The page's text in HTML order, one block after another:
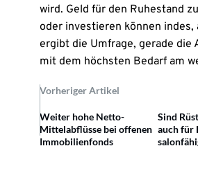
wird. Geld für den Ruhestand
oder investieren können indes,
ergibt die Umfrage, gerade die
mit dem höchsten Bedarf am
Vorheriger Artikel
Weiter hohe Netto-
Mittelabflüsse bei offenen
Immobilienfonds
Sind
auch für